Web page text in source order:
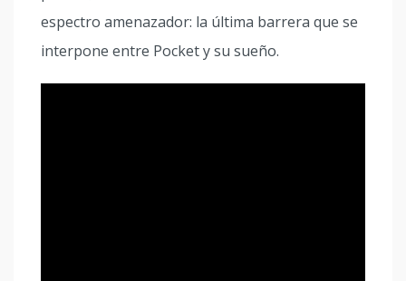
espectro amenazador: la última barrera que se
interpone entre Pocket y su sueño.